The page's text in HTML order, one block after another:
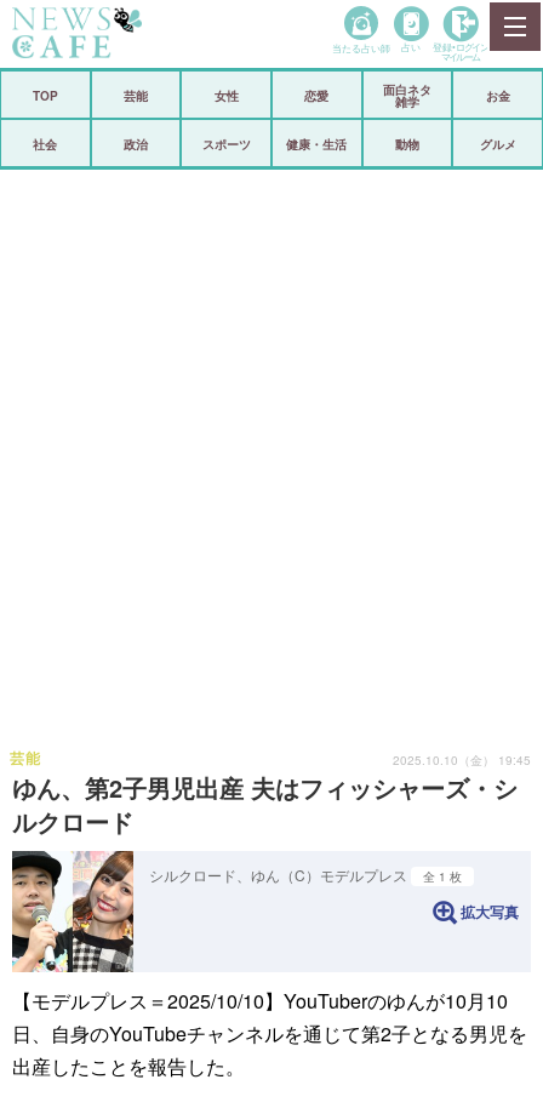
政治
当たる占い師 占い 登録• ログイン
マイルーム
TOP 芸能 女性 恋愛
面白ネタ
雑学
お金
社会 政治 スポーツ 健康・生活 動物 グルメ
ゆん、第2子男児出産 夫はフィッシャーズ・シ
ルクロード
芸能 2025.10.10（金） 19:45
シルクロード、ゆん（C）モデルプレス 全 1 枚
拡大写真
【モデルプレス＝2025/10/10】YouTuberのゆんが10月10
日、自身のYouTubeチャンネルを通じて第2子となる男児を
出産したことを報告した。